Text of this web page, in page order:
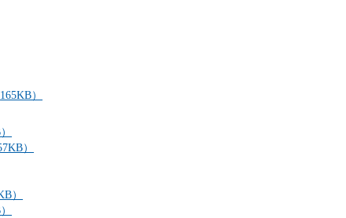
）
）
）